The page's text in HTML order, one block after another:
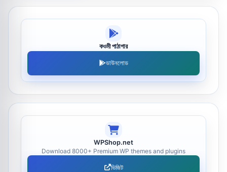
কওমী পাঠাগার
ডাউনলোড
WPShop.net
Download 8000+ Premium WP themes and plugins
ভিজিট